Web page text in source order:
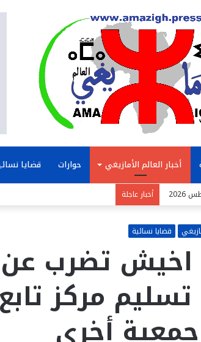
أخبار العالم الأمازيغي حوارات قضايا
أخبار عاجلة
قضايا نسائية
اخيش تضرب عن
مركز
أخرى